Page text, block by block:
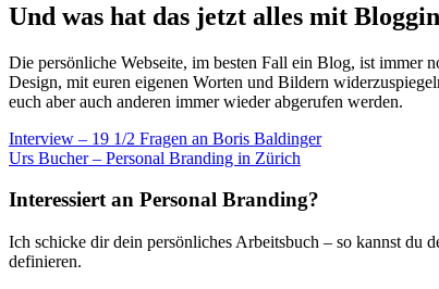
Und was hat das jetzt alles mit
Die persönliche Webseite, im besten Fall ein Blog, ist immer
Design, mit euren eigenen Worten und Bildern
euch aber auch anderen immer wieder abgerufen werden.
Beitragsnavigation
Interview – 19 1/2 Fragen an Boris Baldinger
Urs Bucher – Personal Branding in Zürich
Interessiert an Personal Branding?
Ich schicke dir dein persönliches Arbeitsbuch – so kannst du
definieren.